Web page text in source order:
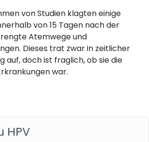
von Studien klagten einige
von 15 Tagen nach der
Atemwege und
Dieses trat zwar in zeitlicher
auf, doch ist fraglich, ob sie die
war.
HPV